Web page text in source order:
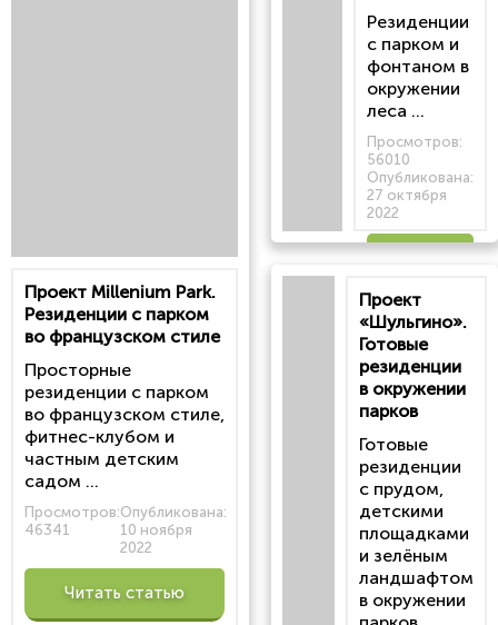
Проект Millenium Park.
Резиденции с парком
во французском стиле
Просторные
резиденции с парком
во французском стиле,
фитнес-клубом и
частным детским
садом ...
Просмотров:
46341
Опубликована:
10 ноября
2022
Читать статью
Резиденции
с парком и
фонтаном в
окружении
леса ...
Просмотров:
56010
Опубликована:
27 октября
2022
статью
Проект
«Шульгино».
Готовые
резиденции
в окружении
парков
Готовые
резиденции
с прудом,
детскими
площадками
и зелёным
ландшафтом
в окружении